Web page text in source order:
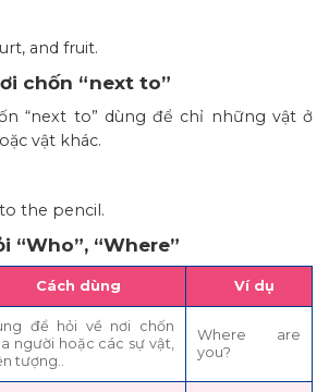
and fruit.
chốn “next to”
“next to” dùng để chỉ những vật ở
vật khác.
the pencil.
“Who”, “Where”
Cách dùng Ví dụ
để hỏi về nơi chốn
người hoặc các sự vật,
tượng..
Where are
you?